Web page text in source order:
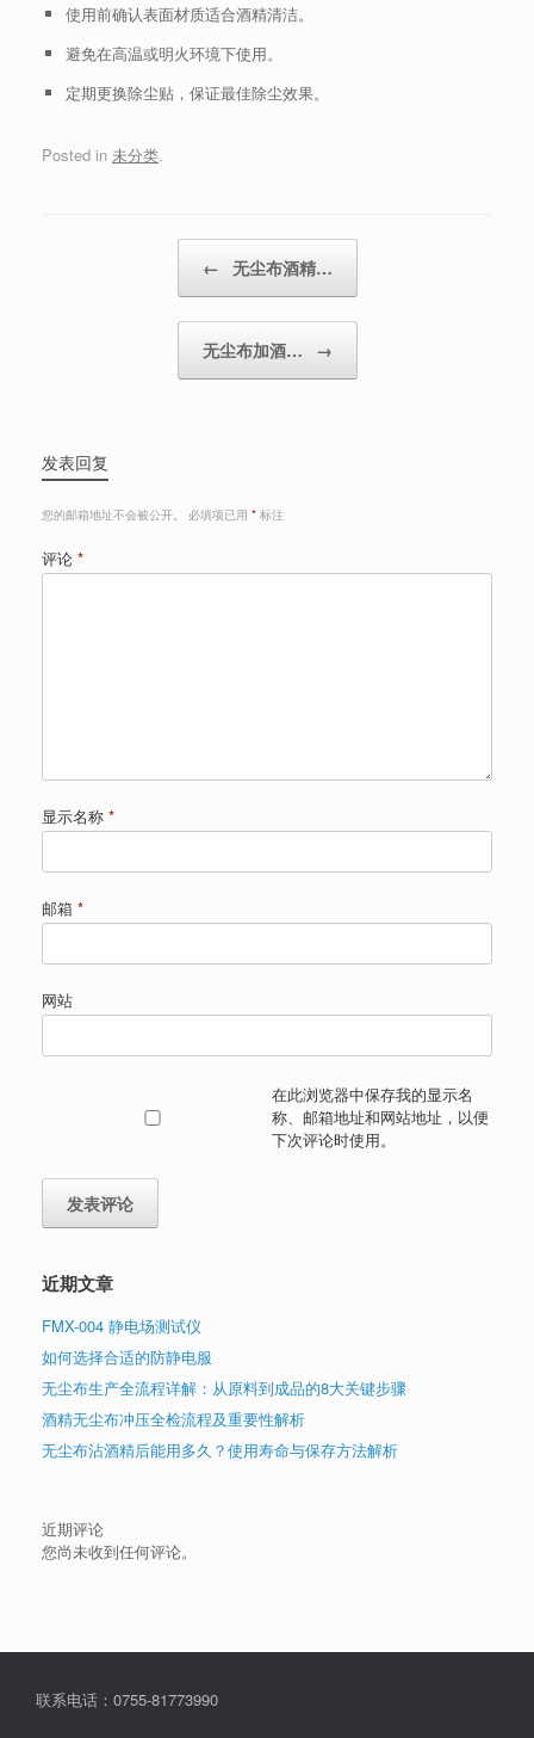
使用前确认表面材质适合酒精清洁。
避免在高温或明火环境下使用。
定期更换除尘贴，保证最佳除尘效果。
Posted in 未分类.
← 无尘布酒精…
无尘布加酒… →
发表回复
您的邮箱地址不会被公开。 必填项已用 * 标注
评论 *
显示名称 *
邮箱 *
网站
在此浏览器中保存我的显示名
称、邮箱地址和网站地址，以便
下次评论时使用。
近期文章
FMX-004 静电场测试仪
如何选择合适的防静电服
无尘布生产全流程详解：从原料到成品的8大关键步骤
酒精无尘布冲压全检流程及重要性解析
无尘布沾酒精后能用多久？使用寿命与保存方法解析
近期评论
您尚未收到任何评论。
联系电话：0755-81773990